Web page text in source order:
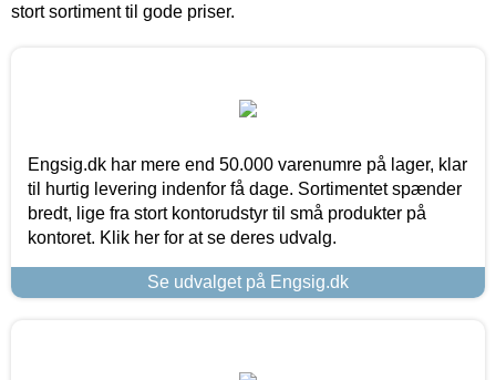
stort sortiment til gode priser.
Engsig.dk har mere end 50.000 varenumre på lager, klar
til hurtig levering indenfor få dage. Sortimentet spænder
bredt, lige fra stort kontorudstyr til små produkter på
kontoret. Klik her for at se deres udvalg.
Se udvalget på Engsig.dk